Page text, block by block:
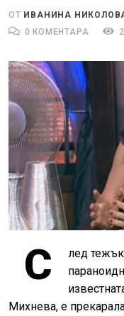
ОТ ИВАНИНА
0 КОМЕНТАРА
С
лед
Михнева, е